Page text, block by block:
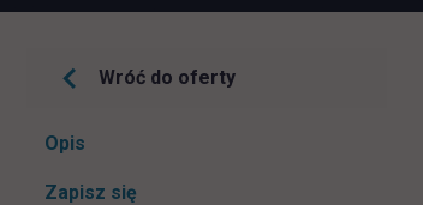
Wróć do oferty
Pomiń
Opis
Zapisz się